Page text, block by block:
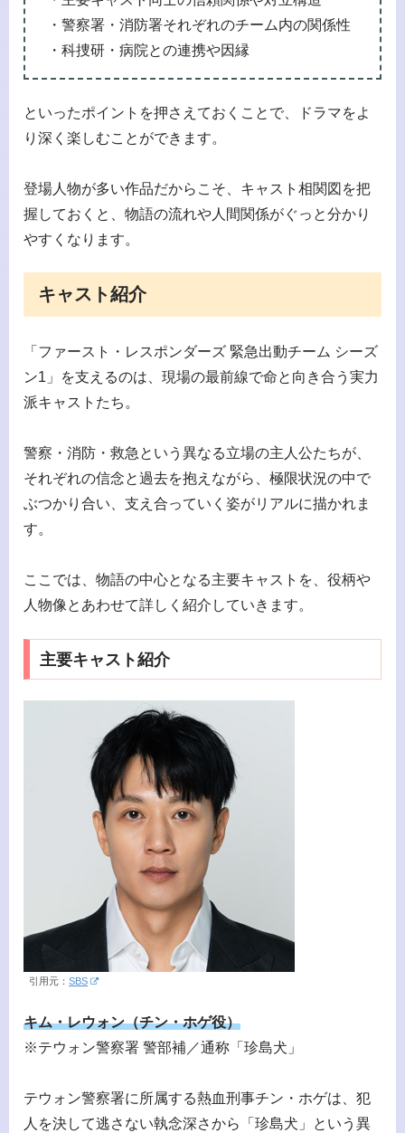
・警察署・消防署それぞれのチーム内の関係性
・科捜研・病院との連携や因縁
といったポイントを押さえておくことで、ドラマをよ
り深く楽しむことができます。
登場人物が多い作品だからこそ、キャスト相関図を把
握しておくと、物語の流れや人間関係がぐっと分かり
やすくなります。
キャスト紹介
「ファースト・レスポンダーズ 緊急出動チーム シーズ
ン1」を支えるのは、現場の最前線で命と向き合う実力
派キャストたち。
警察・消防・救急という異なる立場の主人公たちが、
それぞれの信念と過去を抱えながら、極限状況の中で
ぶつかり合い、支え合っていく姿がリアルに描かれま
す。
ここでは、物語の中心となる主要キャストを、役柄や
人物像とあわせて詳しく紹介していきます。
主要キャスト紹介
引用元： SBS
キム・レウォン（チン・ホゲ役）
※テウォン警察署 警部補／通称「珍島犬」
テウォン警察署に所属する熱血刑事チン・ホゲは、犯
人を決して逃さない執念深さから「珍島犬」という異